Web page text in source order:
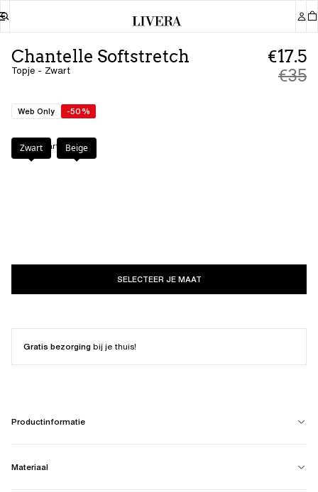
Chantelle Softstretch
Topje - Zwart
€17.5
€35
Web Only -50%
Kleur: Zwart
Zwart Beige
SELECTEER JE MAAT
Gratis bezorgingbij je thuis!
Productinformatie
Materiaal